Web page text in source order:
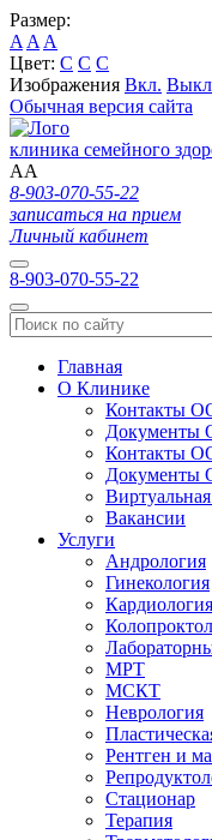
Размер:
A A A
Цвет: C C C
Изображения Вкл.
Обычная версия сайта
клиника семейного
AA
8-903-070-55-22
записаться на прием
Личный кабинет
8-903-070-55-22
Главная
О Клинике
Контакты
Документы
Контакты
Документы
Вакансии
Услуги
Андрология
Гинекология
Кардиология
МРТ
МСКТ
Неврология
Рентген и
Стационар
Терапия